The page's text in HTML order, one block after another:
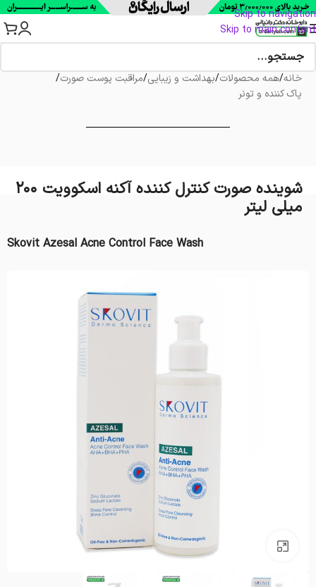
Skip to navigation
Skip to main content
خانه/همه محصولات/بهداشت و زیبایی/مراقبت پوست صورت/
پاک کننده و تونر
شوینده صورت کنترل کننده آکنه اسکوویت 200
میلی لیتر
Skovit Azesal Acne Control Face Wash
بزرگنمایی تصویر